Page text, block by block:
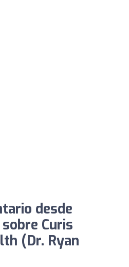
desde
Curis
(Dr. Ryan